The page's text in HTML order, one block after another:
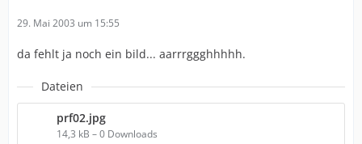
29. Mai 2003 um 15:55
da fehlt ja noch ein bild... aarrrggghhhhh.
Dateien
prf02.jpg
14,3 kB – 0 Downloads